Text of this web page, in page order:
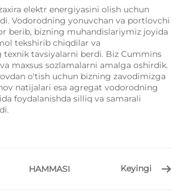
elektr energiyasini olish uchun
Vodorodning yonuvchan va portlovchi
berib, bizning muhandislariymiz joyida
tekshirib chiqdilar va
texnik tavsiyalarni berdi. Biz Cummins
maxsus sozlamalarni amalga oshirdik.
o'tish uchun bizning zavodimizga
natijalari esa agregat vodorodning
foydalanishda silliq va samarali
HAMMASI Keyingi